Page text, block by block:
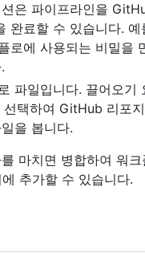
은 파이프라인을
완료할 수 있습니다. 예
로에 사용되는 비밀을
파일입니다. 끌어오기
선택하여 GitHub 리포
을 봅니다.
마치면 병합하여 워크
추가할 수 있습니다.